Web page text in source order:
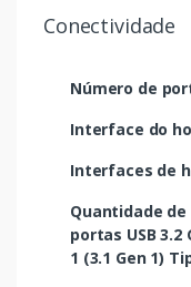
Conectividade
Número de
Interface do
Interfaces de
Quantidade de
portas USB 3.2
1 (3.1 Gen 1)